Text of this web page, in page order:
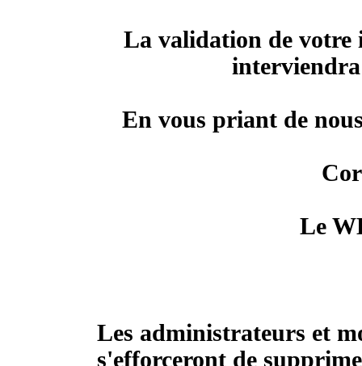
La validation de votre
interviendra
En vous priant de
Le
Les administrateurs et
s'efforceront de